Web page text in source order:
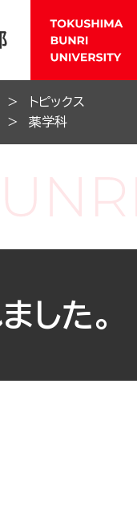
トピックス
薬学科
した。